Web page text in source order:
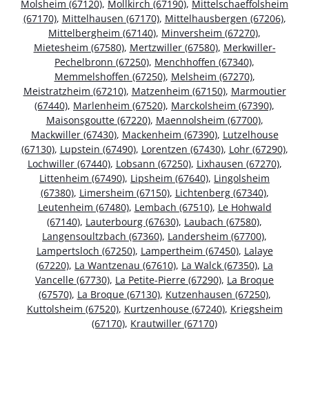
Molsheim (67120), Mollkirch (67190), Mittelschaeffolsheim
(67170), Mittelhausen (67170), Mittelhausbergen (67206),
Mittelbergheim (67140), Minversheim (67270),
Mietesheim (67580), Mertzwiller (67580), Merkwiller-
Pechelbronn (67250), Menchhoffen (67340),
Memmelshoffen (67250), Melsheim (67270),
Meistratzheim (67210), Matzenheim (67150), Marmoutier
(67440), Marlenheim (67520), Marckolsheim (67390),
Maisonsgoutte (67220), Maennolsheim (67700),
Mackwiller (67430), Mackenheim (67390), Lutzelhouse
(67130), Lupstein (67490), Lorentzen (67430), Lohr (67290),
Lochwiller (67440), Lobsann (67250), Lixhausen (67270),
Littenheim (67490), Lipsheim (67640), Lingolsheim
(67380), Limersheim (67150), Lichtenberg (67340),
Leutenheim (67480), Lembach (67510), Le Hohwald
(67140), Lauterbourg (67630), Laubach (67580),
Langensoultzbach (67360), Landersheim (67700),
Lampertsloch (67250), Lampertheim (67450), Lalaye
(67220), La Wantzenau (67610), La Walck (67350), La
Vancelle (67730), La Petite-Pierre (67290), La Broque
(67570), La Broque (67130), Kutzenhausen (67250),
Kuttolsheim (67520), Kurtzenhouse (67240), Kriegsheim
(67170), Krautwiller (67170)